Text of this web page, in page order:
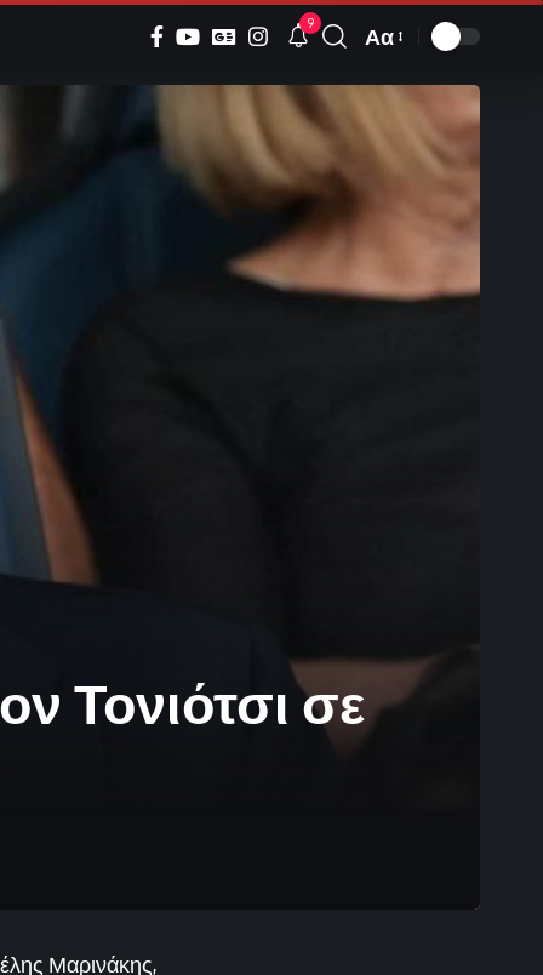
9
Font
Resizer
Αα
Τονιότσι σε
Μαρινάκης,